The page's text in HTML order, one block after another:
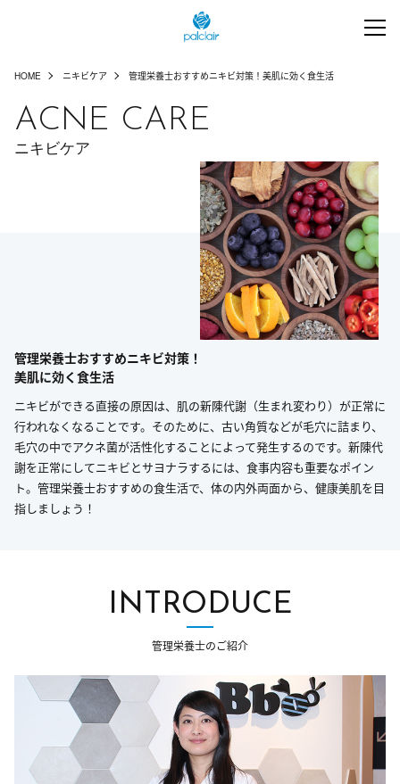
HOME ニキビケア 管理栄養士おすすめニキビ対策！美肌に効く食生活
ACNE CARE
ニキビケア
管理栄養士おすすめニキビ対策！
美肌に効く食生活
ニキビができる直接の原因は、肌の新陳代謝（生まれ変わり）が正常に
行われなくなることです。そのために、古い角質などが毛穴に詰まり、
毛穴の中でアクネ菌が活性化することによって発生するのです。新陳代
謝を正常にしてニキビとサヨナラするには、食事内容も重要なポイン
ト。管理栄養士おすすめの食生活で、体の内外両面から、健康美肌を目
指しましょう！
INTRODUCE
管理栄養士のご紹介